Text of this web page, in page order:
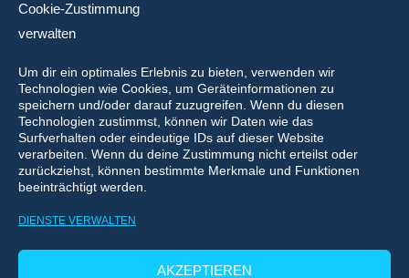
Cookie-Zustimmung
verwalten
Um dir ein optimales Erlebnis zu bieten, verwenden wir
Technologien wie Cookies, um Geräteinformationen zu
speichern und/oder darauf zuzugreifen. Wenn du diesen
Technologien zustimmst, können wir Daten wie das
Surfverhalten oder eindeutige IDs auf dieser Website
verarbeiten. Wenn du deine Zustimmung nicht erteilst oder
zurückziehst, können bestimmte Merkmale und Funktionen
beeinträchtigt werden.
DIENSTE VERWALTEN
AKZEPTIEREN
Weiteres
Presse & Downloads
Kontakt
Karriere
Leutragraben 1 | JenTower | 07743 Jena | +49 (0)3641 638 16